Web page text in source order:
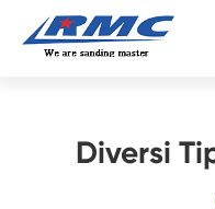
Diversi